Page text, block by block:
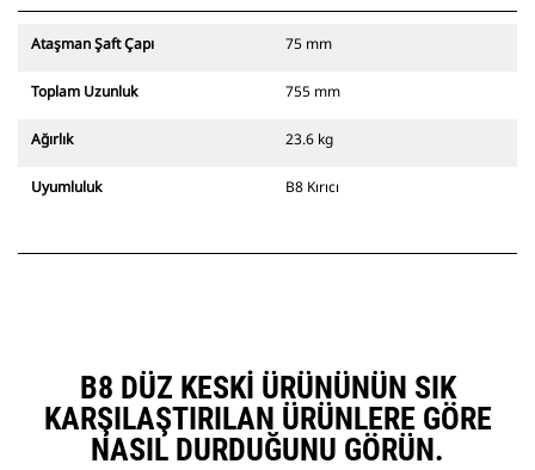
Ataşman Şaft Çapı 75 mm
Toplam Uzunluk 755 mm
Ağırlık 23.6 kg
Uyumluluk B8 Kırıcı
B8 DÜZ KESKI ÜRÜNÜNÜN SIK
KARŞILAŞTIRILAN ÜRÜNLERE GÖRE
NASIL DURDUĞUNU GÖRÜN.